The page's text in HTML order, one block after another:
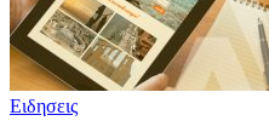
Ειδησεις